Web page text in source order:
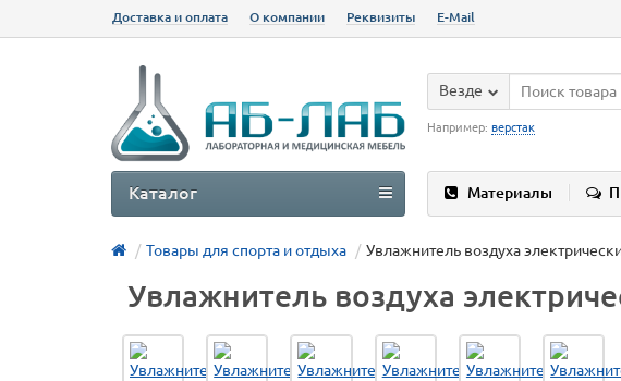
Доставка и оплата О компании Реквизиты E-Mail
Везде
Например: верстак
Материалы
Каталог
Товары для спорта и отдыха Увлажнитель воздуха
Увлажнитель воздуха